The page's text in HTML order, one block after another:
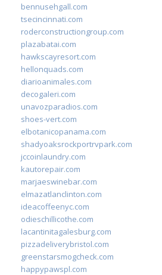
bennusehgall.com
tsecincinnati.com
roderconstructiongroup.com
plazabatai.com
hawkscayresort.com
hellonquads.com
diarioanimales.com
decogaleri.com
unavozparadios.com
shoes-vert.com
elbotanicopanama.com
shadyoaksrockportrvpark.com
jccoinlaundry.com
kautorepair.com
marjaeswinebar.com
elmazatlanclinton.com
ideacoffeenyc.com
odieschillicothe.com
lacantinitagalesburg.com
pizzadeliverybristol.com
greenstarsmogcheck.com
happypawspl.com